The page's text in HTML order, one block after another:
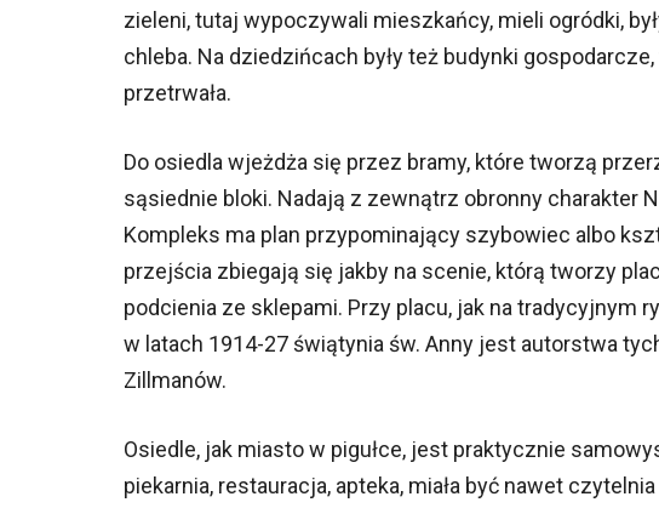
zieleni, tutaj wypoczywali mieszkańcy, mieli ogródki,
chleba. Na dziedzińcach były też budynki
przetrwała.
Do osiedla wjeżdża się przez bramy, które tworzą
sąsiednie bloki. Nadają z zewnątrz obronny charakter
Kompleks ma plan przypominający szybowiec albo
przejścia zbiegają się jakby na scenie, którą tworzy
podcienia ze sklepami. Przy placu, jak na tradycyjnym
w latach 1914-27 świątynia św. Anny jest autorstwa
Zillmanów.
Osiedle, jak miasto w pigułce, jest praktycznie
piekarnia, restauracja, apteka, miała być nawet